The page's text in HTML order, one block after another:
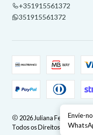
+351915561372
351915561372
2026 Juliana Ferreira Store.
Todos os Direitos
Envie-